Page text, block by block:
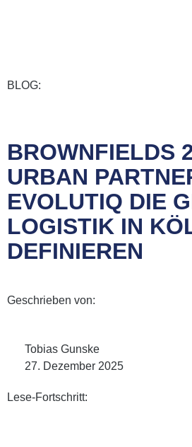
BLOG:
BROWNFIELDS
URBAN
EVOLUTIQ DIE
LOGISTIK IN
DEFINIEREN
Geschrieben von:
Tobias Gunske
27. Dezember 2025
Lese-Fortschritt: